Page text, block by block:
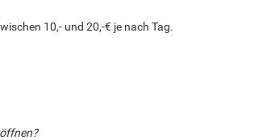
10,- und 20,-€ je nach Tag.